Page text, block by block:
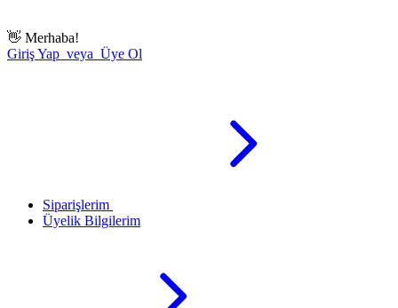
👋 Merhaba!
Giriş Yap veya Üye Ol
Siparişlerim
Üyelik Bilgilerim